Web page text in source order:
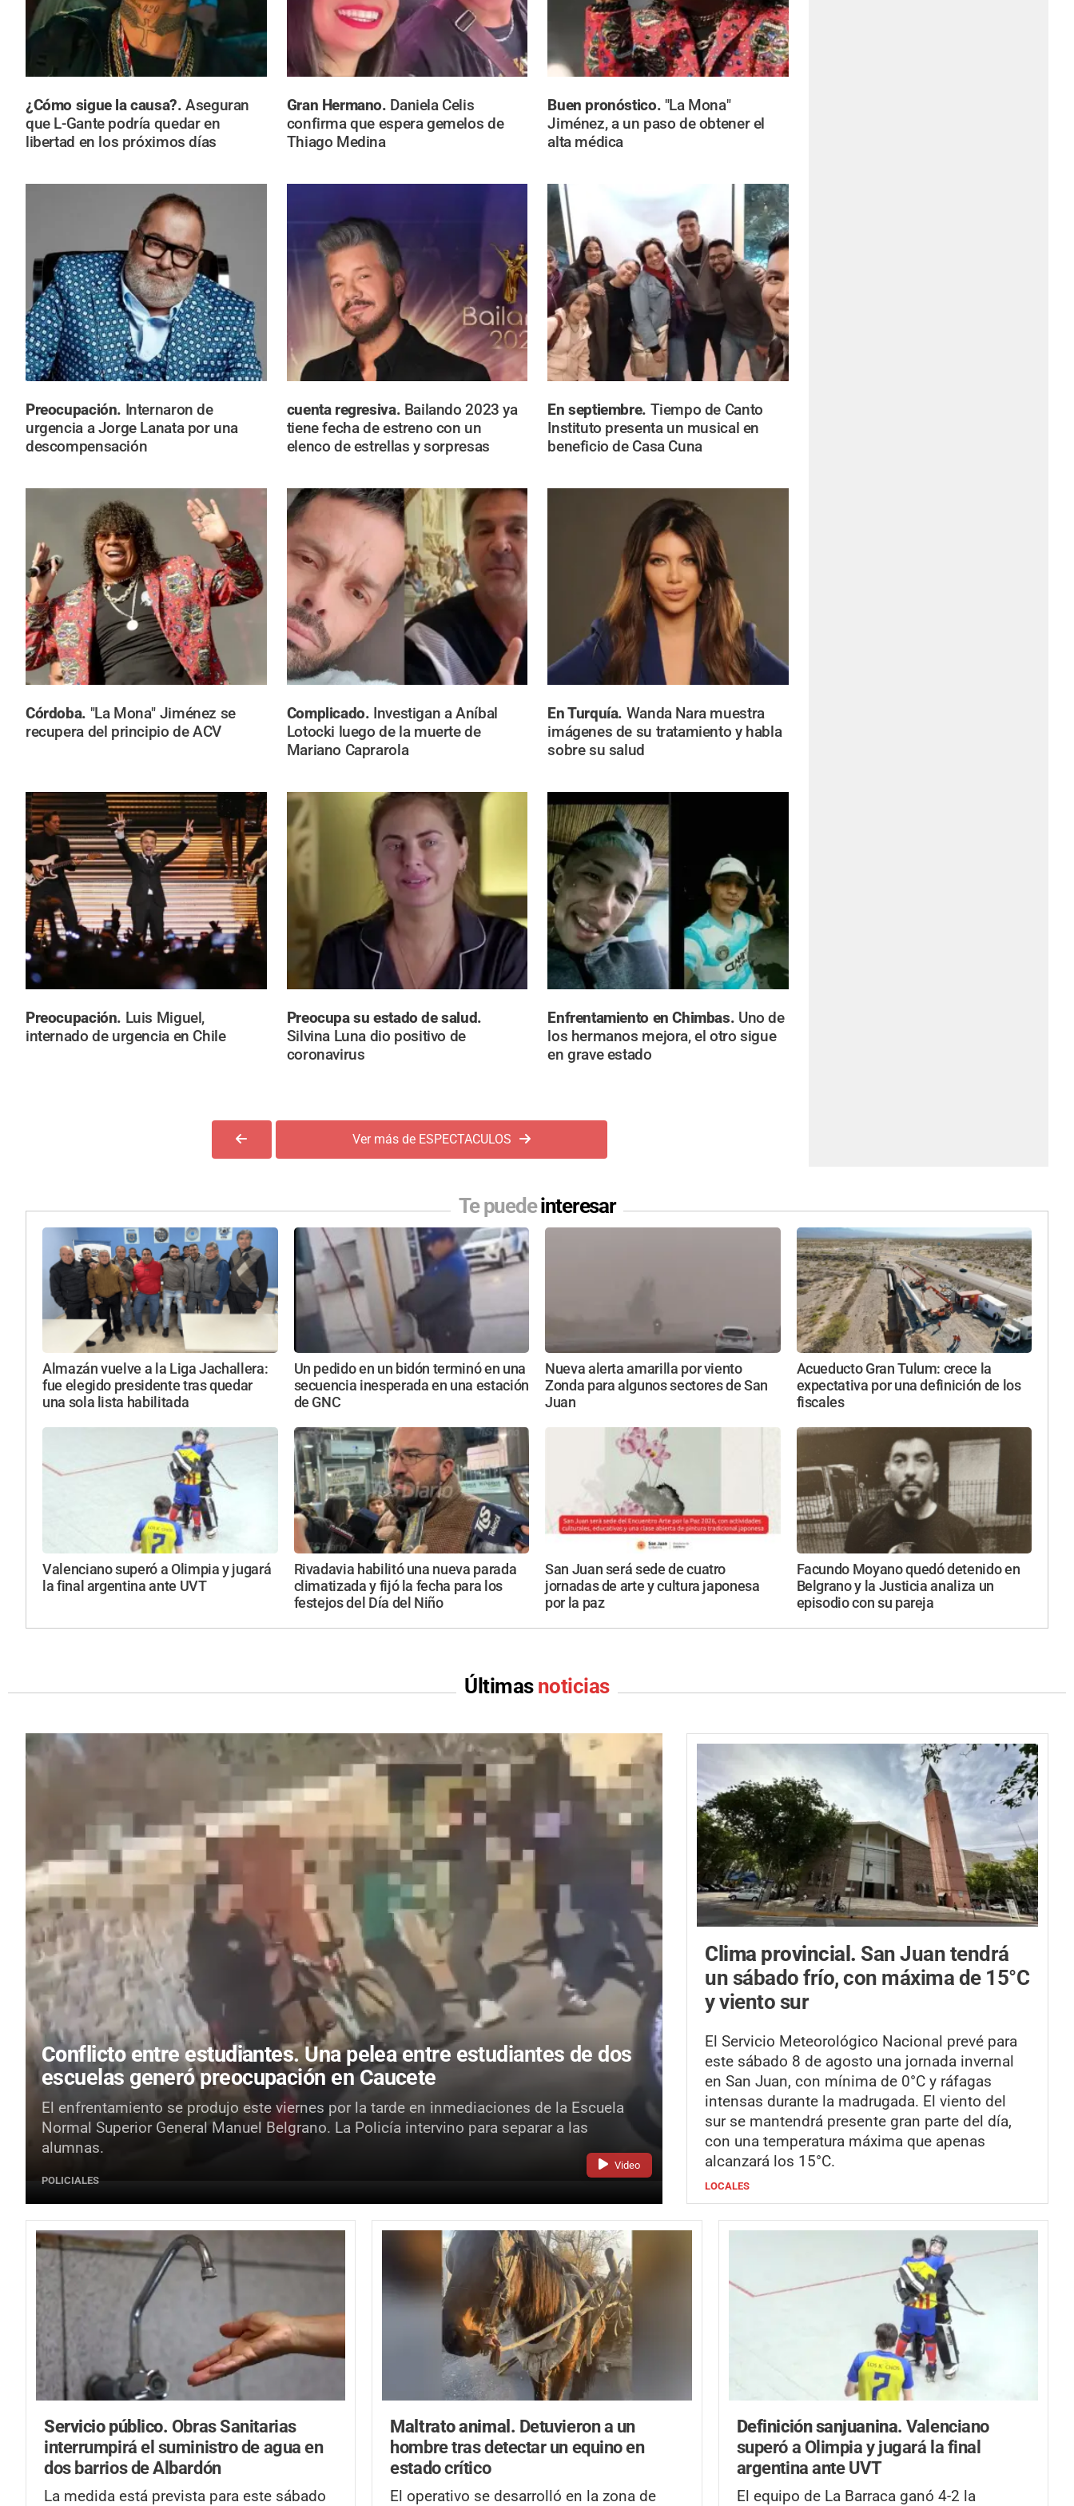
¿Cómo sigue la causa?.Aseguran
que L-Gante podría quedar en
libertad en los próximos días
Gran Hermano. Daniela Celis
confirma que espera gemelos de
Thiago Medina
Buen pronóstico. "La Mona"
Jiménez, a un paso de obtener el
alta médica
Preocupación. Internaron de
urgencia a Jorge Lanata por una
descompensación
cuenta regresiva. Bailando 2023 ya
tiene fecha de estreno con un
elenco de estrellas y sorpresas
En septiembre. Tiempo de Canto
Instituto presenta un musical en
beneficio de Casa Cuna
Córdoba. "La Mona" Jiménez se
recupera del principio de ACV
Complicado. Investigan a Aníbal
Lotocki luego de la muerte de
Mariano Caprarola
En Turquía. Wanda Nara muestra
imágenes de su tratamiento y habla
sobre su salud
Preocupación. Luis Miguel,
internado de urgencia en Chile
Preocupa su estado de salud.
Silvina Luna dio positivo de
coronavirus
Enfrentamiento en Chimbas. Uno de
los hermanos mejora, el otro sigue
en grave estado
Ver más de ESPECTACULOS
Te puedeinteresar
Almazán vuelve a la Liga Jachallera:
fue elegido presidente tras quedar
una sola lista habilitada
Un pedido en un bidón terminó en una
secuencia inesperada en una estación
de GNC
Nueva alerta amarilla por viento
Zonda para algunos sectores de San
Juan
Acueducto Gran Tulum: crece la
expectativa por una definición de los
fiscales
Valenciano superó a Olimpia y jugará
la final argentina ante UVT
Rivadavia habilitó una nueva parada
climatizada y fijó la fecha para los
festejos del Día del Niño
San Juan será sede de cuatro
jornadas de arte y cultura japonesa
por la paz
Facundo Moyano quedó detenido en
Belgrano y la Justicia analiza un
episodio con su pareja
Últimas noticias
Video
Conflicto entre estudiantes.Una pelea entre estudiantes de dos
escuelas generó preocupación en Caucete
El enfrentamiento se produjo este viernes por la tarde en inmediaciones de la Escuela
Normal Superior General Manuel Belgrano. La Policía intervino para separar a las
alumnas.
POLICIALES
Clima provincial. San Juan tendrá
un sábado frío, con máxima de 15°C
y viento sur
El Servicio Meteorológico Nacional prevé para
este sábado 8 de agosto una jornada invernal
en San Juan, con mínima de 0°C y ráfagas
intensas durante la madrugada. El viento del
sur se mantendrá presente gran parte del día,
con una temperatura máxima que apenas
alcanzará los 15°C.
LOCALES
Servicio público. Obras Sanitarias
interrumpirá el suministro de agua en
dos barrios de Albardón
La medida está prevista para este sábado
Maltrato animal. Detuvieron a un
hombre tras detectar un equino en
estado crítico
El operativo se desarrolló en la zona de
Definición sanjuanina.Valenciano
superó a Olimpia y jugará la final
argentina ante UVT
El equipo de La Barraca ganó 4-2 la